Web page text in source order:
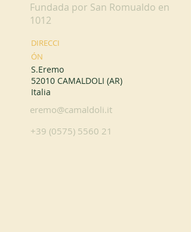
Fundada por San Romualdo en
1012
DIRECCI
ÓN
S.Eremo
52010 CAMALDOLI (AR)
Italia
eremo@camaldoli.it
+39 (0575) 5560 21